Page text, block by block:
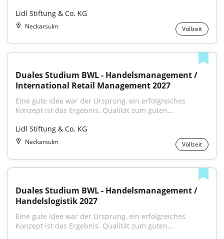
Lidl Stiftung & Co. KG
Neckarsulm Vollzeit
Duales Studium BWL - Handelsmanagement /
International Retail Management 2027
Eine gute Idee war der Ursprung, ein erfolgreiches
Konzept ist das Ergebnis. Qualität zum guten...
Lidl Stiftung & Co. KG
Neckarsulm Vollzeit
Duales Studium BWL - Handelsmanagement /
Handelslogistik 2027
Eine gute Idee war der Ursprung, ein erfolgreiches
Konzept ist das Ergebnis. Qualität zum guten...